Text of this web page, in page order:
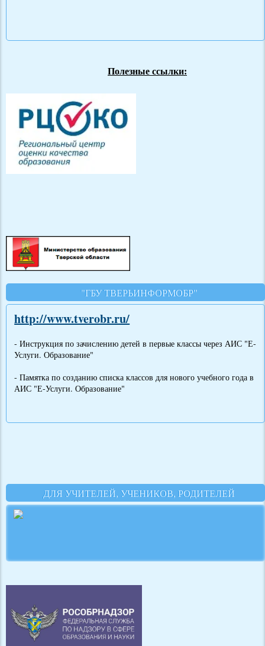
Полезные ссылки:
"ГБУ ТВЕРЬИНФОРМОБР"
http://www.tverobr.ru/
- Инструкция по зачислению детей в первые классы через АИС "Е-
Услуги. Образование"
- Памятка по созданию списка классов для нового учебного года в
АИС "Е-Услуги. Образование"
ДЛЯ УЧИТЕЛЕЙ, УЧЕНИКОВ, РОДИТЕЛЕЙ